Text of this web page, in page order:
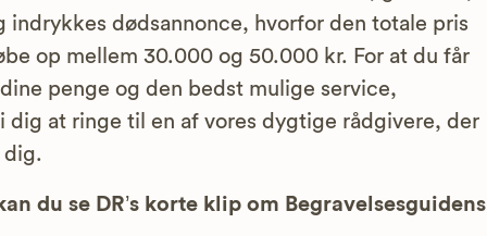
indrykkes dødsannonce, hvorfor den totale pris
op mellem 30.000 og 50.000 kr. For at du får
penge og den bedst mulige service,
dig at ringe til en af vores dygtige rådgivere, der
dig.
du se DR’s korte klip om Begravelsesguidens